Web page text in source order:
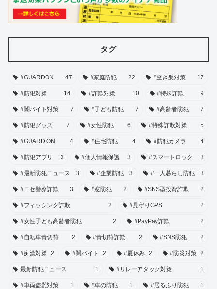
タグ
#GUARDON 47 #家庭防犯 22 #空き巣対策 17
#防犯対策 14 #詐欺対策 10 #特殊詐欺 9
#闇バイト対策 7 #子ども防犯 7 #高齢者防犯 7
#防犯グッズ 7 #女性防犯 6 #特殊詐欺対策 5
#GUARD ON 4 #住宅防犯 4 #防犯カメラ 4
#防犯アプリ 3 #個人情報保護 3 #スマートロック 3
#最新防犯ニュース 3 #企業防犯 3 #一人暮らし防犯 3
#ニセ警察詐欺 3 #窓防犯 2 #SNS型投資詐欺 2
#フィッシング詐欺 2 #見守りGPS 2
#女性子ども高齢者防犯 2 #PayPay詐欺 2
#自転車青切符 2 #青切符詐欺 2 #SNS防犯 2
#痴漢対策 2 #闇バイト 2 #夏休み 2 #防災対策 2
最新防犯ニュース 1 #リレーアタック対策 1
#車両盗難対策 1 #車の防犯 1 #居るふり防犯 1